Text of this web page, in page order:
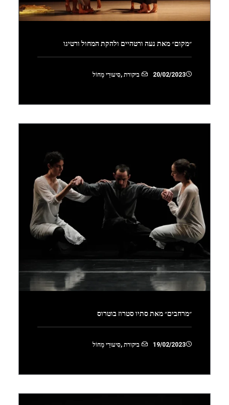
״מקום״ מאת נעה ורטהיים ולהקת המחול ורטיגו
20/02/2023 ביקורת ,סִיעוּרֵי מָחוֹל
״מרחבים״ מאת סתיו סטרוז בוטרוס
19/02/2023 ביקורת ,סִיעוּרֵי מָחוֹל